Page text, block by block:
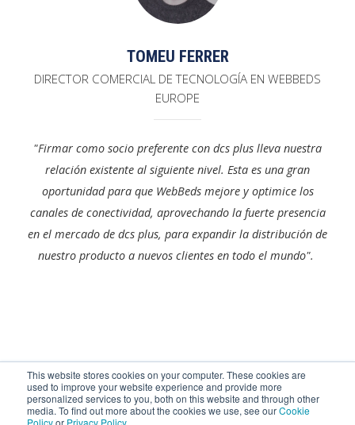
This website stores cookies on your computer. These cookies are
used to improve your website experience and provide more
personalized services to you, both on this website and through other
media. To find out more about the cookies we use, see ourCookie
Policyor Privacy Policy.
TOMEU FERRER
DIRECTOR COMERCIAL DE TECNOLOGÍA EN WEBBEDS
EUROPE
"Firmar como socio preferente con dcs plus lleva nuestra
relación existente al siguiente nivel. Esta es una gran
oportunidad para que WebBeds mejore y optimice los
canales de conectividad, aprovechando la fuerte presencia
en el mercado de dcs plus, para expandir la distribución de
nuestro producto a nuevos clientes en todo el mundo".
¿Estas interesado en conectarte con
WebBeds?